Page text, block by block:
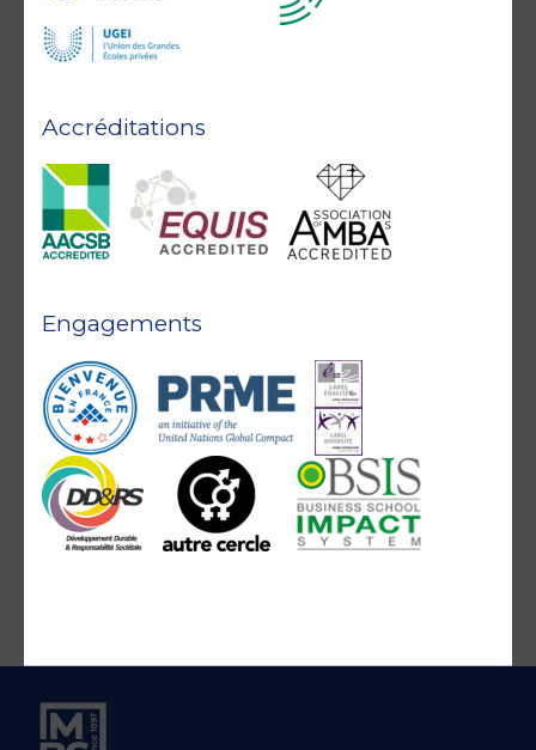
Accréditations
Engagements